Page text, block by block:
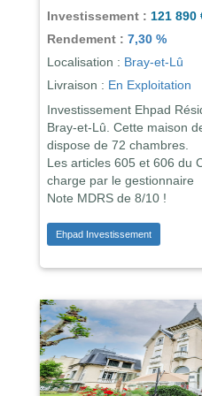
Investissement : 121 890
Rendement : 7,30 %
Localisation : Bray-et-Lû
Livraison : En Exploitation
Investissement Ehpad
Bray-et-Lû. Cette maison
dispose de 72 chambres.
Les articles 605 et 606 du
charge par le gestionnaire
Note MDRS de 8/10 !
Ehpad Investissement